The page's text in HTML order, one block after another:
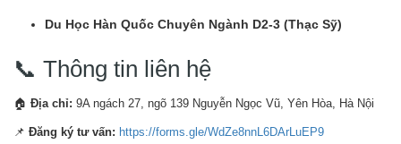
Du Học Hàn Quốc Chuyên Ngành D2-3 (Thạc Sỹ)
📞 Thông tin liên hệ
🏠 Địa chỉ: 9A ngách 27, ngõ 139 Nguyễn Ngọc Vũ, Yên Hòa, Hà Nội
📌 Đăng ký tư vấn: https://forms.gle/WdZe8nnL6DArLuEP9